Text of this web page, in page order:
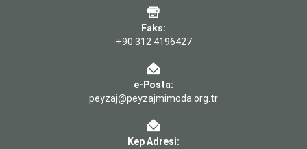
Faks:
+90 312 4196427
e-Posta:
peyzaj@peyzajmimoda.org.tr
Kep Adresi: